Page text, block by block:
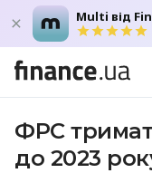
Multi від
ФРС
до 2023